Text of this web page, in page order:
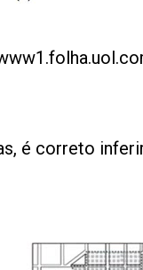
é correto